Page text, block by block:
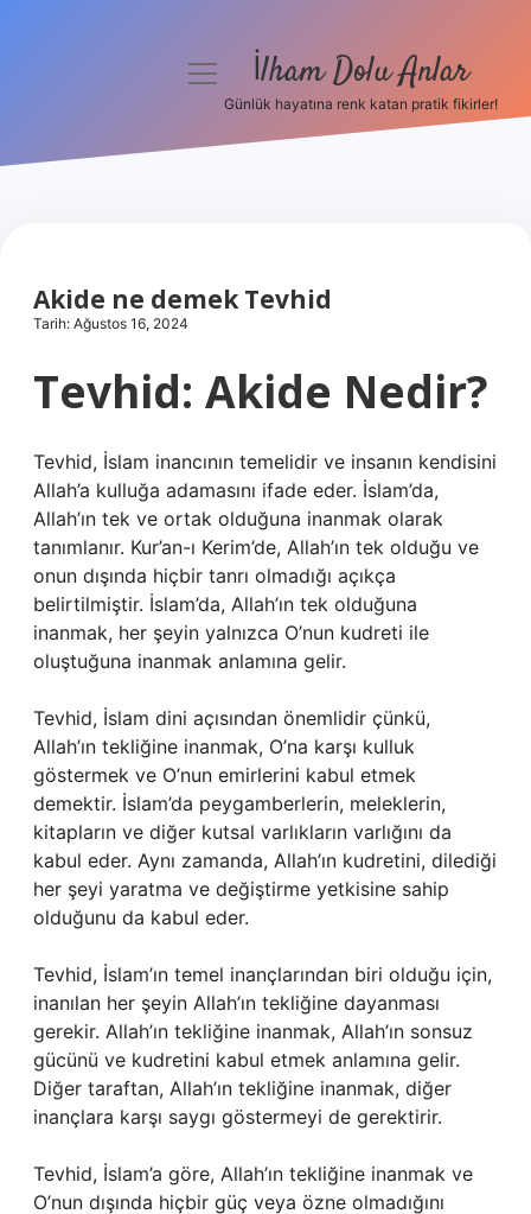
Hakkımızda
menüyü İlham Dolu Anlar
Günlük hayatına renk katan pratik fikirler!
Akide ne demek Tevhid
Tarih: Ağustos 16, 2024
Tevhid: Akide Nedir?
Tevhid, İslam inancının temelidir ve insanın kendisini
Allah’a kulluğa adamasını ifade eder. İslam’da,
Allah’ın tek ve ortak olduğuna inanmak olarak
tanımlanır. Kur’an-ı Kerim’de, Allah’ın tek olduğu ve
onun dışında hiçbir tanrı olmadığı açıkça
belirtilmiştir. İslam’da, Allah’ın tek olduğuna
inanmak, her şeyin yalnızca O’nun kudreti ile
oluştuğuna inanmak anlamına gelir.
Tevhid, İslam dini açısından önemlidir çünkü,
Allah’ın tekliğine inanmak, O’na karşı kulluk
göstermek ve O’nun emirlerini kabul etmek
demektir. İslam’da peygamberlerin, meleklerin,
kitapların ve diğer kutsal varlıkların varlığını da
kabul eder. Aynı zamanda, Allah’ın kudretini, dilediği
her şeyi yaratma ve değiştirme yetkisine sahip
olduğunu da kabul eder.
Tevhid, İslam’ın temel inançlarından biri olduğu için,
inanılan her şeyin Allah’ın tekliğine dayanması
gerekir. Allah’ın tekliğine inanmak, Allah’ın sonsuz
gücünü ve kudretini kabul etmek anlamına gelir.
Diğer taraftan, Allah’ın tekliğine inanmak, diğer
inançlara karşı saygı göstermeyi de gerektirir.
Tevhid, İslam’a göre, Allah’ın tekliğine inanmak ve
O’nun dışında hiçbir güç veya özne olmadığını